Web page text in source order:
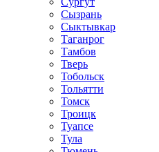
Сызрань
Сыктывкар
Таганрог
Тамбов
Тверь
Тобольск
Тольятти
Томск
Троицк
Туапсе
Тула